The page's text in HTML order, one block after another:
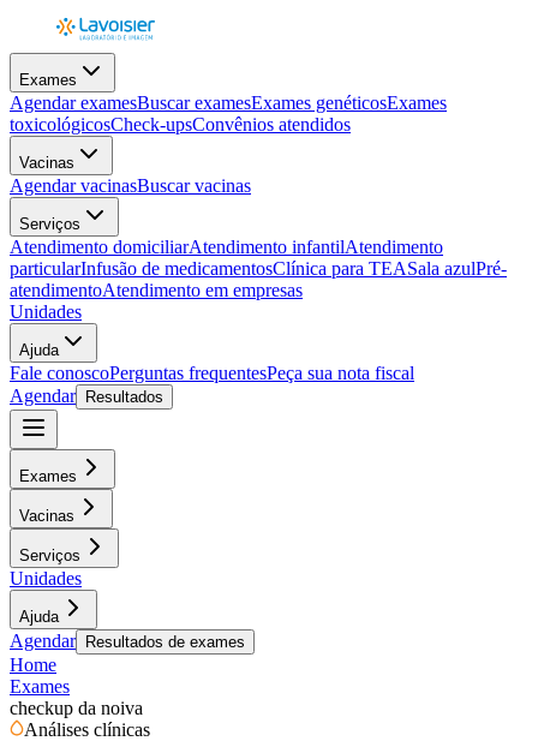
Exames
Agendar examesBuscar examesExames genéticosExames
toxicológicosCheck-upsConvênios atendidos
Vacinas
Agendar vacinasBuscar vacinas
Serviços
Atendimento domiciliarAtendimento infantilAtendimento
particularInfusão de medicamentosClínica para TEASala azulPré-
atendimentoAtendimento em empresas
Unidades
Ajuda
Fale conoscoPerguntas frequentesPeça sua nota fiscal
Agendar
Resultados
Exames
Vacinas
Serviços
Unidades
Ajuda
Agendar Resultados de exames
Home
Exames
checkup da noiva
Análises clínicas